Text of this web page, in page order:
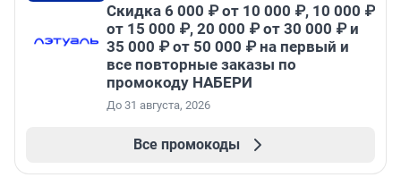
Скидка 6 000 ₽ от 10 000 ₽, 10 000 ₽
от 15 000 ₽, 20 000 ₽ от 30 000 ₽ и
35 000 ₽ от 50 000 ₽ на первый и
все повторные заказы по
промокоду НАБЕРИ
До 31 августа, 2026
Все промокоды